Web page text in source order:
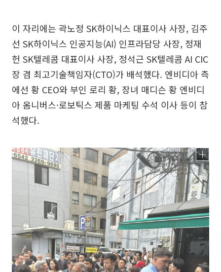
이 자리에는 곽노정 SK하이닉스 대표이사 사장, 김주
선 SK하이닉스 인공지능(AI) 인프라담당 사장, 정재
헌 SK텔레콤 대표이사 사장, 정석근 SK텔레콤 AI CIC
장 겸 최고기술책임자(CTO)가 배석했다. 엔비디아 측
에선 황 CEO와 부인 로리 황, 장녀 매디슨 황 엔비디
아 옴니버스·로보틱스 제품 마케팅 수석 이사 등이 참
석했다.